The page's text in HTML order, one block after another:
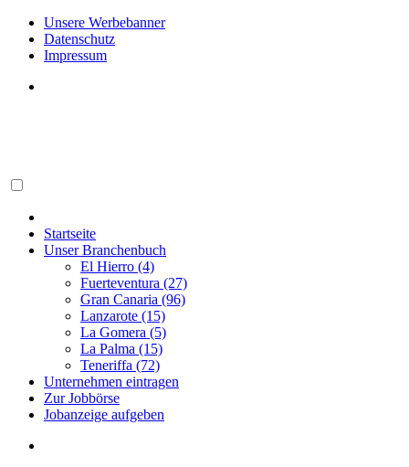
Unsere Werbebanner
Datenschutz
Impressum
Startseite
Unser Branchenbuch
El Hierro (4)
Fuerteventura (27)
Gran Canaria (96)
Lanzarote (15)
La Gomera (5)
La Palma (15)
Teneriffa (72)
Unternehmen eintragen
Zur Jobbörse
Jobanzeige aufgeben